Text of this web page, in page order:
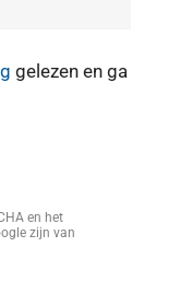
gelezen en ga
en het
zijn van